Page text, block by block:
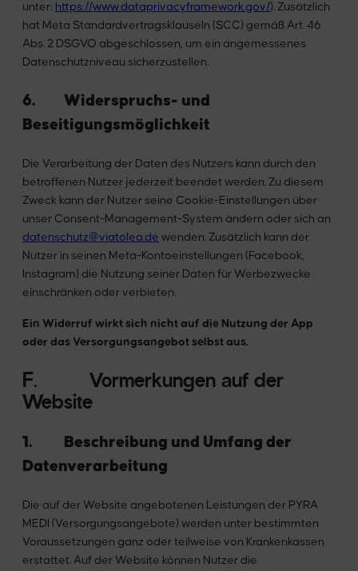
unter: https://www.dataprivacyframework.gov/). Zusätzlich
hat Meta Standardvertragsklauseln (SCC) gemäß Art. 46
Abs. 2 DSGVO abgeschlossen, um ein angemessenes
Datenschutzniveau sicherzustellen.
6. Widerspruchs- und
Beseitigungsmöglichkeit
Die Verarbeitung der Daten des Nutzers kann durch den
betroffenen Nutzer jederzeit beendet werden. Zu diesem
Zweck kann der Nutzer seine Cookie-Einstellungen über
unser Consent-Management-System ändern oder sich an
datenschutz@viatolea.de wenden. Zusätzlich kann der
Nutzer in seinen Meta-Kontoeinstellungen (Facebook,
Instagram) die Nutzung seiner Daten für Werbezwecke
einschränken oder verbieten.
Ein Widerruf wirkt sich nicht auf die Nutzung der App
oder das Versorgungsangebot selbst aus.
F. Vormerkungen auf der
Website
1. Beschreibung und Umfang der
Datenverarbeitung
Die auf der Website angebotenen Leistungen der PYRA
MEDI (Versorgungsangebote) werden unter bestimmten
Voraussetzungen ganz oder teilweise von Krankenkassen
erstattet. Auf der Website können Nutzer die